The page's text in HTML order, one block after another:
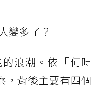
變多了？
浪潮。依「何時
，背後主要有四個